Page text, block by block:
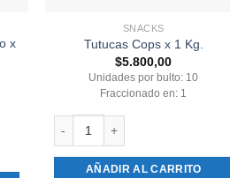
x
110 gr. cantidad
SNACKS
Tutucas Cops x 1 Kg.
$5.800,00
Unidades por bulto: 10
Fraccionado en: 1
AÑADIR AL CARRITO